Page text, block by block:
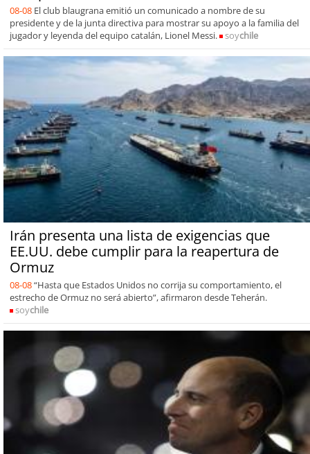
08-08 El club blaugrana emitió un comunicado a nombre de su
presidente y de la junta directiva para mostrar su apoyo a la familia del
jugador y leyenda del equipo catalán, Lionel Messi.
soychile
Irán presenta una lista de exigencias que
EE.UU. debe cumplir para la reapertura de
Ormuz
08-08“Hasta que Estados Unidos no corrija su comportamiento, el
estrecho de Ormuz no será abierto”, afirmaron desde Teherán.
soychile